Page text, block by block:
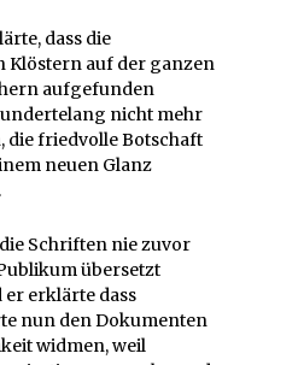
dass die
Klöstern auf der ganzen
aufgefunden
nicht mehr
die friedvolle Botschaft
neuen Glanz
Schriften nie zuvor
übersetzt
erklärte dass
nun den Dokumenten
widmen, weil